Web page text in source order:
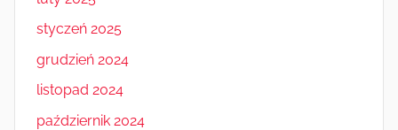
styczeń 2025
grudzień 2024
listopad 2024
październik 2024